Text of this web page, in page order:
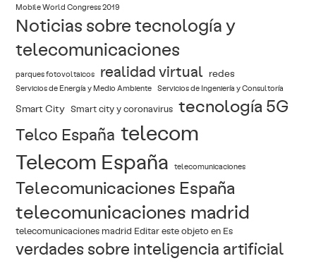
Mobile World Congress 2019
Noticias sobre tecnología y
telecomunicaciones
parques fotovoltaicos realidad virtual redes
Servicios de Energía y Medio Ambiente Servicios de Ingeniería y Consultoría
Smart City Smart city y coronavirus tecnología 5G
Telco España telecom
Telecom España
telecomunicaciones
Telecomunicaciones España
telecomunicaciones madrid
telecomunicaciones madrid Editar este objeto en Es
verdades sobre inteligencia artificial